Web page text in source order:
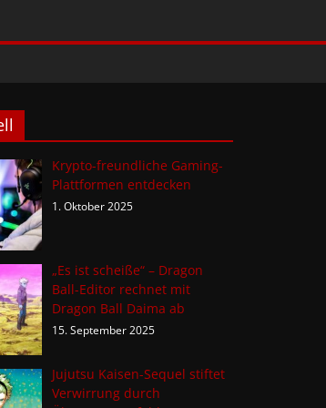
Krypto-freundliche Gaming-
Plattformen entdecken
1. Oktober 2025
„Es ist scheiße“ – Dragon
Ball-Editor rechnet mit
Dragon Ball Daima ab
15. September 2025
Jujutsu Kaisen-Sequel stiftet
Verwirrung durch